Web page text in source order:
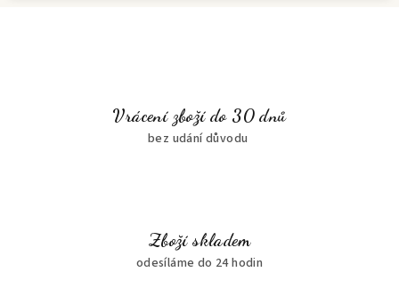
Vrácení zboží do 30 dnů
bez udání důvodu
Zboží skladem
odesíláme do 24 hodin